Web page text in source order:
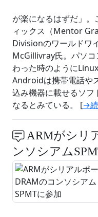
が楽になるはずだ」
ィックス（Mentor
Divisionのワールドワ
McGillivray氏。パソ
わった時のように
Androidは携帯電話や
込み機器に載せるソフ
なるとみている。 [→
ARMがシリ
ンソシアム